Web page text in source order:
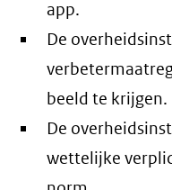
app.
De
beeld te krijgen.
De
wettelijke